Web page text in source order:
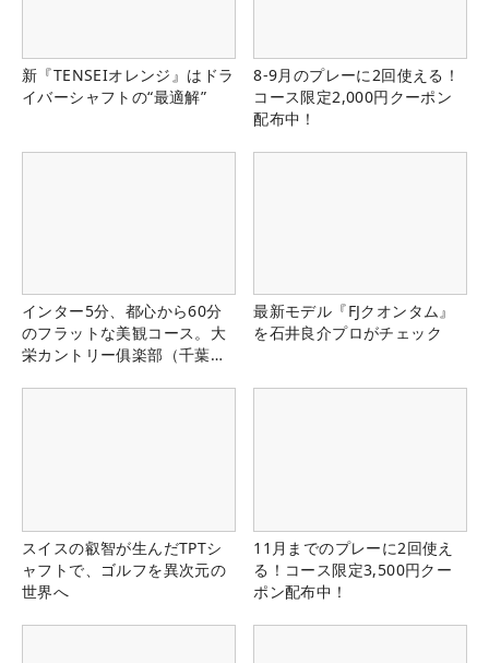
新『TENSEIオレンジ』はドラ
イバーシャフトの“最適解”
8-9月のプレーに2回使える！
コース限定2,000円クーポン
配布中！
インター5分、都心から60分
のフラットな美観コース。大
栄カントリー俱楽部（千葉
最新モデル『FJクオンタム』
を石井良介プロがチェック
スイスの叡智が生んだTPTシ
ャフトで、ゴルフを異次元の
世界へ
11月までのプレーに2回使え
る！コース限定3,500円クー
ポン配布中！